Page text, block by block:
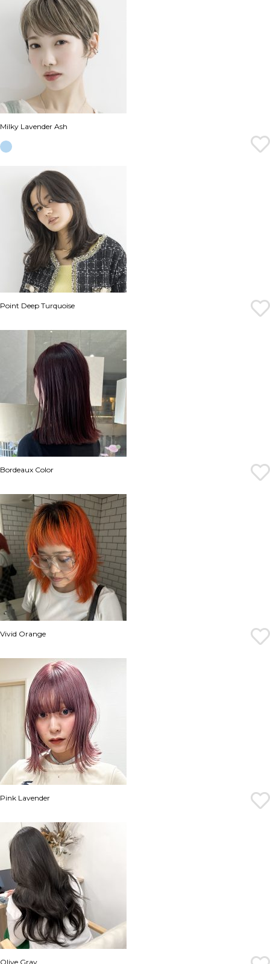
Milky Lavender Ash
Point Deep Turquoise
Bordeaux Color
Vivid Orange
Pink Lavender
Olive Gray